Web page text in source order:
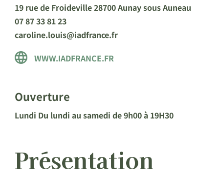
19 rue de Froideville 28700 Aunay sous Auneau
07 87 33 81 23
caroline.louis@iadfrance.fr
WWW.IADFRANCE.FR
Ouverture
Lundi Du lundi au samedi de 9h00 à 19H30
Présentation